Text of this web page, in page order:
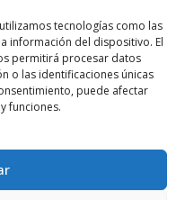
tecnologías como las
información del dispositivo. El
permitirá procesar datos
o las identificaciones únicas
puede afectar
funciones.